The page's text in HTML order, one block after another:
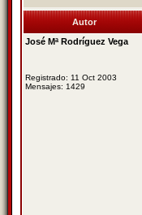
Autor
José Mª Rodríguez Vega
Registrado: 11 Oct 2003
Mensajes: 1429